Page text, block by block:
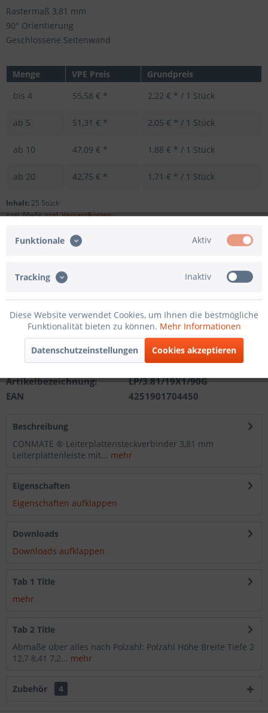
Rastermaß 3,81 mm
90° Orientierung
Geschlossene Seitenwand
Menge VPE Preis
Grundpreis
bis 4 55,58 € * 2,22 € * / 1 Stück
ab 5 51,31 € * 2,05 € * / 1 Stück
ab 10 47,09 € * 1,88 € * / 1 Stück
ab 20 42,75 € * 1,71 € * / 1 Stück
Inhalt: 25 Stück
zzgl. MwSt.zzgl. Versandkosten
In den Warenkorb
Merken
Artikel-Nr.:
201210311219
Artikelbezeichnung:
LP/3.81/19X1/90G
EAN
4251901704450
Beschreibung
CONMATE ® Leiterplattensteckverbinder 3,81 mm
Leiterplattenleiste mit... mehr
Eigenschaften
Eigenschaften aufklappen
Downloads
Downloads aufklappen
Tab 1 Title
mehr
Tab 2 Title
Abmaße über alles nach Polzahl: Polzahl Höhe Breite Tiefe 2
12,7 8,41 7,2... mehr
Zubehör 4
Funktionale Aktiv
Tracking Inaktiv
Diese Website verwendet Cookies, um Ihnen die bestmögliche
Funktionalität bieten zu können. Mehr Informationen
Datenschutzeinstellungen Cookies akzeptieren